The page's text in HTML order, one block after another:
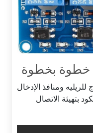
خطوة بخطوة
للريليه ومنافذ الإدخال
بتهيئة الاتصال